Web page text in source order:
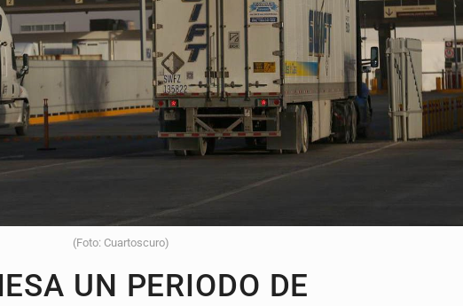
como la más bella de 2026 en People en Español
(Foto: Cuartoscuro)
UN PERIODO DE